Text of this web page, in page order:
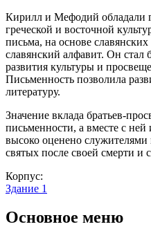
Кирилл и Мефодий обладали
греческой и восточной
письма, на основе
славянский алфавит. Он
развития культуры и
Письменность позволила
литературу.
Значение вклада братьев-
письменности, а вместе с
высоко оценено служителями
святых после своей смерти и
Корпус:
Здание 1
Основное меню